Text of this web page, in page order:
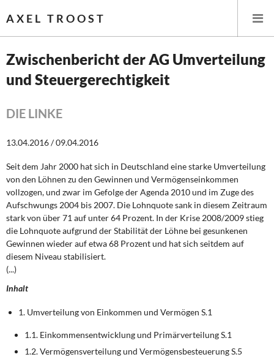
AXEL TROOST
Startseite
Themen
Leitlinien linker Wirtschafts- und Finanzpolitik
Wirtschaftspolitik
Steuer- und Finanzpolitik
Öffentliche Infrastruktur und Daseinsvorsorge
Eurokrise und Griechenland
Weitere Themen
Memo-Gruppe
Zwischenbericht der AG Umverteilung
und Steuergerechtigkeit
DIE LINKE
13.04.2016 / 09.04.2016
Seit dem Jahr 2000 hat sich in Deutschland eine starke Umverteilung
von den Löhnen zu den Gewinnen und Vermögenseinkommen
vollzogen, und zwar im Gefolge der Agenda 2010 und im Zuge des
Aufschwungs 2004 bis 2007. Die Lohnquote sank in diesem Zeitraum
stark von über 71 auf unter 64 Prozent. In der Krise 2008/2009 stieg
die Lohnquote aufgrund der Stabilität der Löhne bei gesunkenen
Gewinnen wieder auf etwa 68 Prozent und hat sich seitdem auf
diesem Niveau stabilisiert.
(...)
Inhalt
1. Umverteilung von Einkommen und Vermögen S.1
1.1. Einkommensentwicklung und Primärverteilung S.1
1.2. Vermögensverteilung und Vermögensbesteuerung S.5